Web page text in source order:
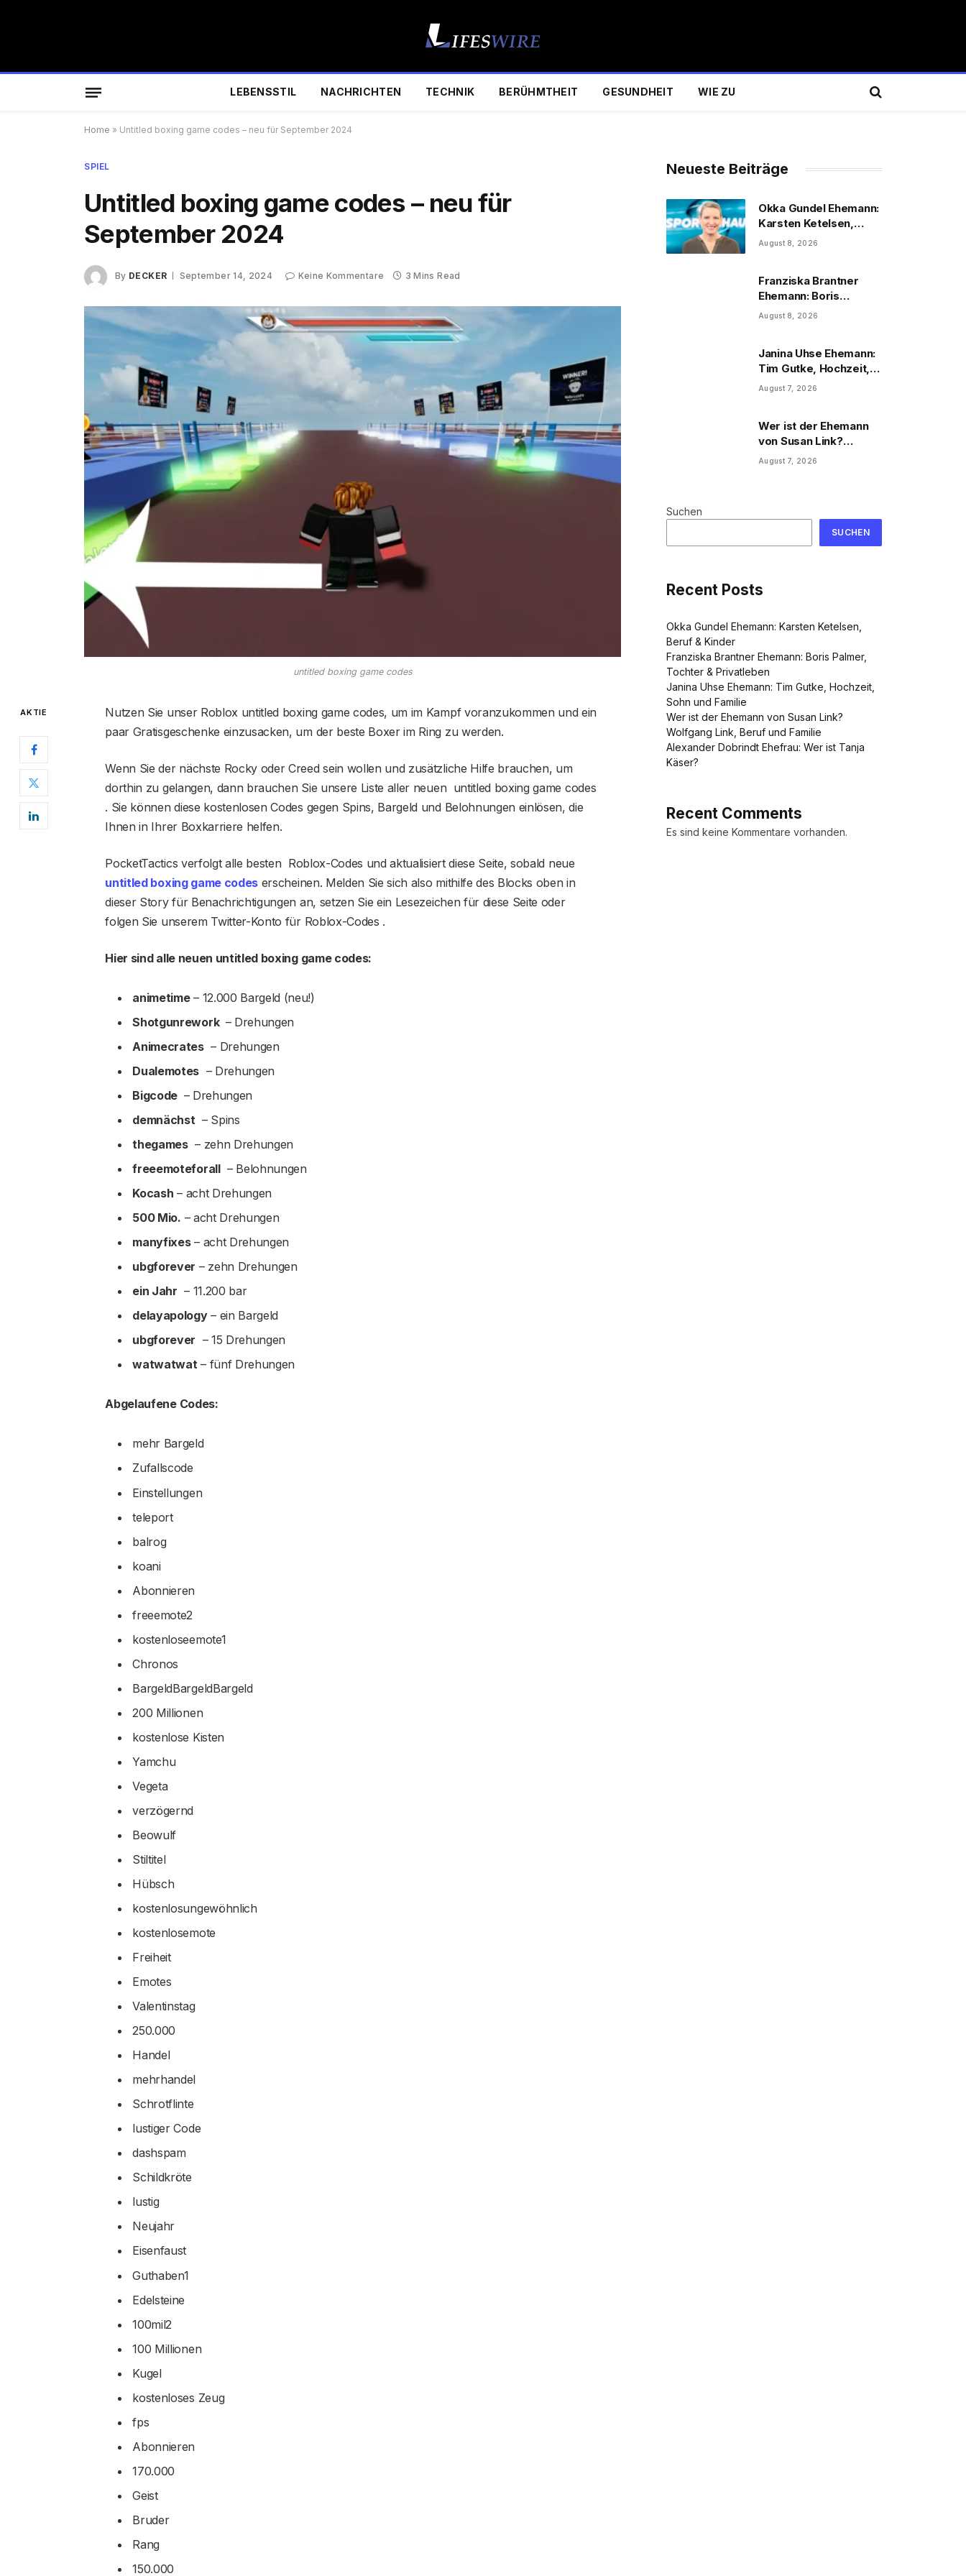
LEBENSSTIL NACHRICHTEN TECHNIK BERÜHMTHEIT GESUNDHEIT WIE ZU
Home » Untitled boxing game codes – neu für September 2024
SPIEL
Untitled boxing game codes – neu für
September 2024
By DECKER September 14, 2024 Keine Kommentare 3 Mins Read
untitled boxing game codes
AKTIE
Nutzen Sie unser Roblox untitled boxing game codes, um im Kampf voranzukommen und ein
paar Gratisgeschenke einzusacken, um der beste Boxer im Ring zu werden.
Wenn Sie der nächste Rocky oder Creed sein wollen und zusätzliche Hilfe brauchen, um
dorthin zu gelangen, dann brauchen Sie unsere Liste aller neuen untitled boxing game codes
. Sie können diese kostenlosen Codes gegen Spins, Bargeld und Belohnungen einlösen, die
Ihnen in Ihrer Boxkarriere helfen.
PocketTactics verfolgt alle besten Roblox-Codes und aktualisiert diese Seite, sobald neue
untitled boxing game codes erscheinen. Melden Sie sich also mithilfe des Blocks oben in
dieser Story für Benachrichtigungen an, setzen Sie ein Lesezeichen für diese Seite oder
folgen Sie unserem Twitter-Konto für Roblox-Codes .
Hier sind alle neuen untitled boxing game codes:
animetime– 12.000 Bargeld (neu!)
Shotgunrework – Drehungen
Animecrates– Drehungen
Dualemotes – Drehungen
Bigcode – Drehungen
demnächst – Spins
thegames– zehn Drehungen
freeemoteforall– Belohnungen
Kocash – acht Drehungen
500 Mio. – acht Drehungen
manyfixes– acht Drehungen
ubgforever – zehn Drehungen
ein Jahr – 11.200 bar
delayapology– ein Bargeld
ubgforever – 15 Drehungen
watwatwat– fünf Drehungen
Abgelaufene Codes:
mehr Bargeld
Zufallscode
Einstellungen
teleport
balrog
koani
Abonnieren
freeemote2
kostenloseemote1
Chronos
BargeldBargeldBargeld
200 Millionen
kostenlose Kisten
Yamchu
Vegeta
verzögernd
Beowulf
Stiltitel
Hübsch
kostenlosungewöhnlich
kostenlosemote
Freiheit
Emotes
Valentinstag
250.000
Handel
mehrhandel
Schrotflinte
lustiger Code
dashspam
Schildkröte
lustig
Neujahr
Eisenfaust
Guthaben1
Edelsteine
100mil2
100 Millionen
Kugel
kostenloses Zeug
fps
Abonnieren
170.000
Geist
Bruder
Rang
150.000
Neueste Beiträge
Okka Gundel Ehemann:
Karsten Ketelsen,
Beruf & Kinder
August 8, 2026
Franziska Brantner
Ehemann: Boris
Palmer, Tochter &
August 8, 2026
Janina Uhse Ehemann:
Tim Gutke, Hochzeit,
Sohn und Familie
August 7, 2026
Wer ist der Ehemann
von Susan Link?
Wolfgang Link, Beruf
August 7, 2026
Suchen
SUCHEN
Recent Posts
Okka Gundel Ehemann: Karsten Ketelsen,
Beruf & Kinder
Franziska Brantner Ehemann: Boris Palmer,
Tochter & Privatleben
Janina Uhse Ehemann: Tim Gutke, Hochzeit,
Sohn und Familie
Wer ist der Ehemann von Susan Link?
Wolfgang Link, Beruf und Familie
Alexander Dobrindt Ehefrau: Wer ist Tanja
Käser?
Recent Comments
Es sind keine Kommentare vorhanden.